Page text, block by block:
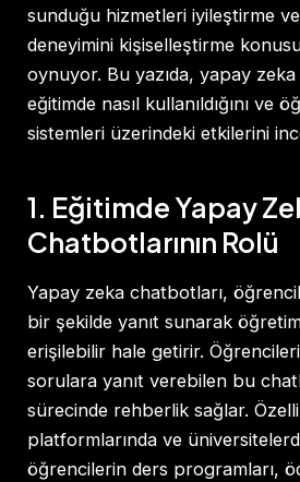
sunduğu hizmetleri iyileştirme
deneyimini kişiselleştirme
oynuyor. Bu yazıda, yapay zeka
eğitimde nasıl kullanıldığını ve
sistemleri üzerindeki etkilerini
1. Eğitimde Yapay
Chatbotlarının Rolü
Yapay zeka chatbotları,
bir şekilde yanıt sunarak
erişilebilir hale getirir.
sorulara yanıt verebilen bu
sürecinde rehberlik sağlar.
platformlarında ve
öğrencilerin ders programları,